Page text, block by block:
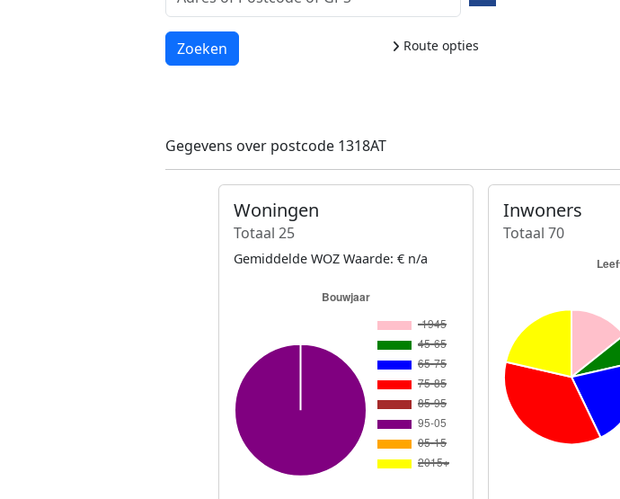
Route opties
Laden...
Zoeken
Gegevens over postcode 1318AT
Woningen
Totaal 25
Gemiddelde WOZ Waarde: € n/a
Inwoners
Totaal 70